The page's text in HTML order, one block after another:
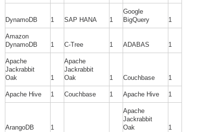
DynamoDB 1 SAP HANA 1
Google
BigQuery
1
Amazon
DynamoDB
1 C-Tree 1 ADABAS 1
Apache
Jackrabbit
Oak
1
Apache
Jackrabbit
Oak
1 Couchbase 1
Apache Hive 1 Couchbase 1 Apache Hive 1
ArangoDB 1
Apache
Jackrabbit
Oak
1